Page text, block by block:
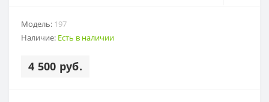
Модель: 197
Наличие: Есть в наличии
4 500 руб.